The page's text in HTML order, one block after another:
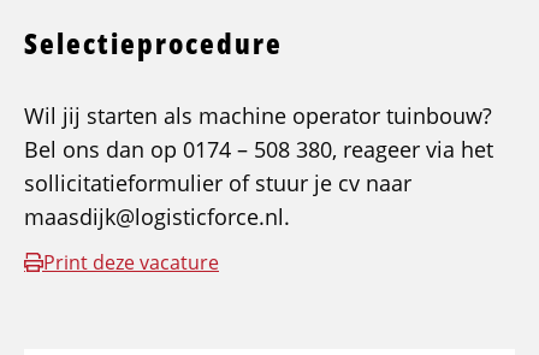
Selectieprocedure
Wil jij starten als machine operator tuinbouw?
Bel ons dan op 0174 – 508 380, reageer via het
sollicitatieformulier of stuur je cv naar
maasdijk@logisticforce.nl.
Print deze vacature